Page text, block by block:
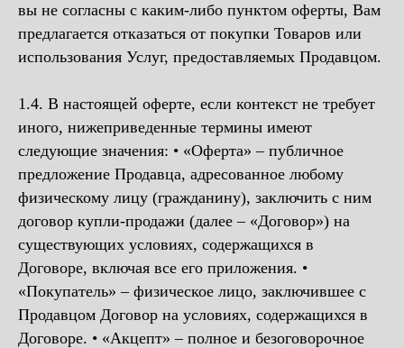
вы не согласны с каким-либо пунктом оферты, Вам
предлагается отказаться от покупки Товаров или
использования Услуг, предоставляемых Продавцом.
1.4. В настоящей оферте, если контекст не требует
иного, нижеприведенные термины имеют
следующие значения: • «Оферта» – публичное
предложение Продавца, адресованное любому
физическому лицу (гражданину), заключить с ним
договор купли-продажи (далее – «Договор») на
существующих условиях, содержащихся в
Договоре, включая все его приложения. •
«Покупатель» – физическое лицо, заключившее с
Продавцом Договор на условиях, содержащихся в
Договоре. • «Акцепт» – полное и безоговорочное